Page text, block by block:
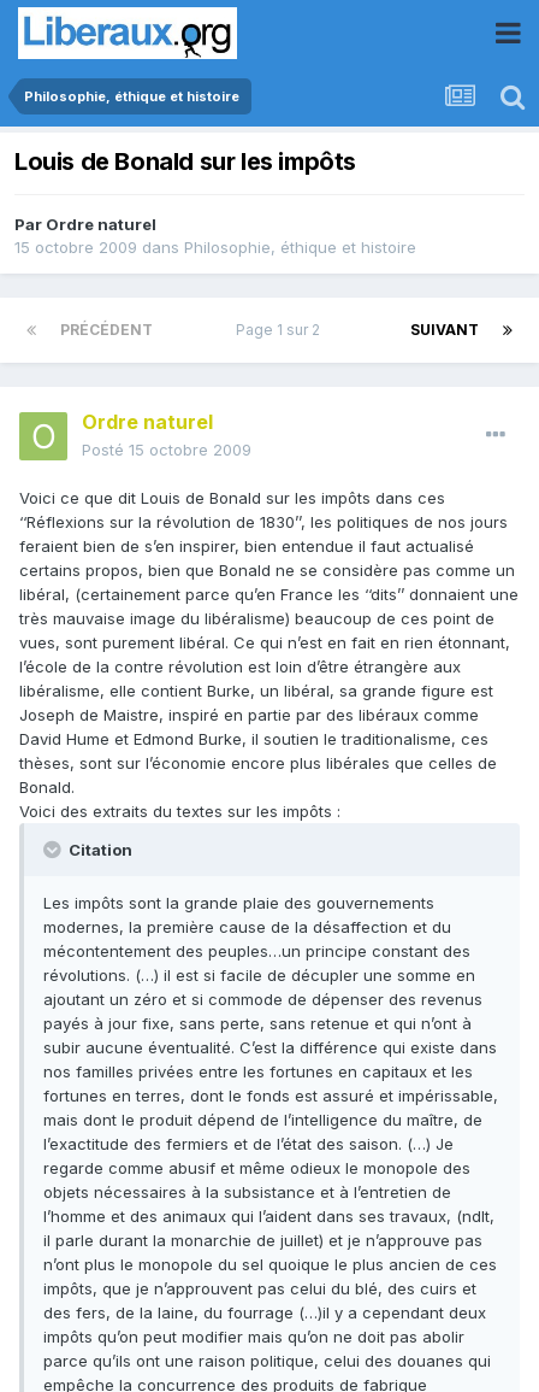
Philosophie, éthique et histoire
Louis de Bonald sur les impôts
Par Ordre naturel
15 octobre 2009 dans Philosophie, éthique et histoire
PRÉCÉDENT SUIVANT
Page 1 sur 2
Ordre naturel
Posté 15 octobre 2009
Voici ce que dit Louis de Bonald sur les impôts dans ces
‘‘Réflexions sur la révolution de 1830’’, les politiques de nos jours
feraient bien de s’en inspirer, bien entendue il faut actualisé
certains propos, bien que Bonald ne se considère pas comme un
libéral, (certainement parce qu’en France les ‘‘dits’’ donnaient une
très mauvaise image du libéralisme) beaucoup de ces point de
vues, sont purement libéral. Ce qui n’est en fait en rien étonnant,
l’école de la contre révolution est loin d’être étrangère aux
libéralisme, elle contient Burke, un libéral, sa grande figure est
Joseph de Maistre, inspiré en partie par des libéraux comme
David Hume et Edmond Burke, il soutien le traditionalisme, ces
thèses, sont sur l’économie encore plus libérales que celles de
Bonald.
Voici des extraits du textes sur les impôts :
Citation
Les impôts sont la grande plaie des gouvernements
modernes, la première cause de la désaffection et du
mécontentement des peuples…un principe constant des
révolutions. (…) il est si facile de décupler une somme en
ajoutant un zéro et si commode de dépenser des revenus
payés à jour fixe, sans perte, sans retenue et qui n’ont à
subir aucune éventualité. C’est la différence qui existe dans
nos familles privées entre les fortunes en capitaux et les
fortunes en terres, dont le fonds est assuré et impérissable,
mais dont le produit dépend de l’intelligence du maître, de
l’exactitude des fermiers et de l’état des saison. (…) Je
regarde comme abusif et même odieux le monopole des
objets nécessaires à la subsistance et à l’entretien de
l’homme et des animaux qui l’aident dans ses travaux, (ndlt,
il parle durant la monarchie de juillet) et je n’approuve pas
n’ont plus le monopole du sel quoique le plus ancien de ces
impôts, que je n’approuvent pas celui du blé, des cuirs et
des fers, de la laine, du fourrage (…)il y a cependant deux
impôts qu’on peut modifier mais qu’on ne doit pas abolir
parce qu’ils ont une raison politique, celui des douanes qui
empêche la concurrence des produits de fabrique